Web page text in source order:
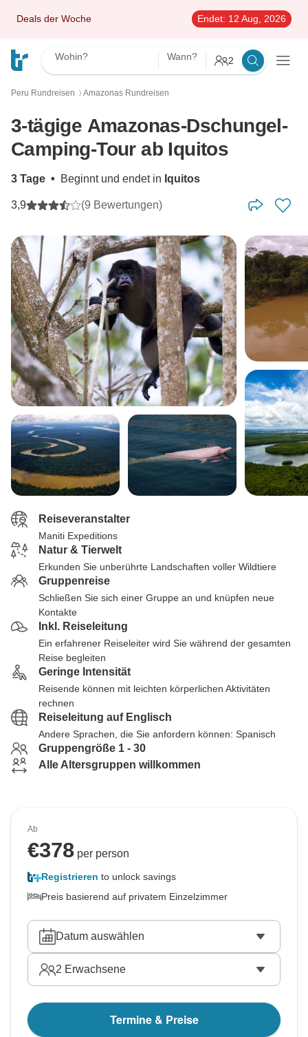
Deals der Woche Endet: 12 Aug, 2026
Wohin? Wann? 2
Peru Rundreisen 〉 Amazonas Rundreisen
3-tägige Amazonas-Dschungel-
Camping-Tour ab Iquitos
3 Tage • Beginnt und endet in Iquitos
3,9 (9 Bewertungen)
Reiseveranstalter
Maniti Expeditions
Natur & Tierwelt
Erkunden Sie unberührte Landschaften voller Wildtiere
Gruppenreise
Schließen Sie sich einer Gruppe an und knüpfen neue
Kontakte
Inkl. Reiseleitung
Ein erfahrener Reiseleiter wird Sie während der gesamten
Reise begleiten
Geringe Intensität
Reisende können mit leichten körperlichen Aktivitäten
rechnen
Reiseleitung auf Englisch
Andere Sprachen, die Sie anfordern können: Spanisch
Gruppengröße 1 - 30
Alle Altersgruppen willkommen
Ab
€378 per person
Registrieren to unlock savings
Preis basierend auf privatem Einzelzimmer
Datum auswählen
2 Erwachsene
Termine & Preise